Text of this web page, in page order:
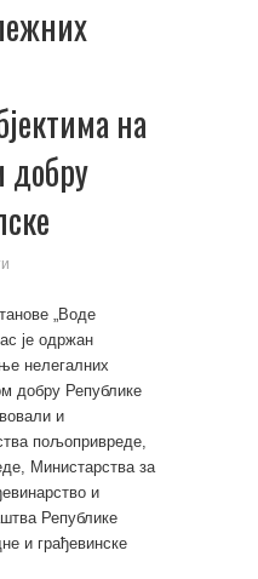
на
добру
„Воде
је одржан
нелегалних
добру Републике
и
пољопривреде,
Министарства за
и
Републике
и грађевинске